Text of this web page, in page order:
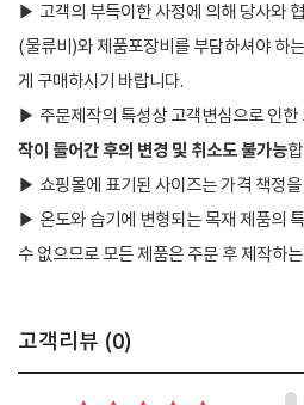
▶ 고객의 부득이한 사정에 의해 당사와
(물류비)와 제품포장비를 부담하셔야 하
게 구매하시기 바랍니다.
▶ 주문제작의 특성상 고객변심으로 인
작이 들어간 후의 변경 및 취소도 불가능
▶ 쇼핑몰에 표기된 사이즈는 가격 책정
▶ 온도와 습기에 변형되는 목재 제품의
수 없으므로 모든 제품은 주문 후 제작하
고객리뷰 (0)